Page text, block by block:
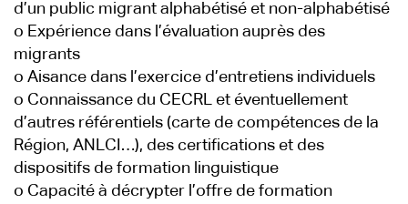
d’un public migrant alphabétisé et non-alphabétisé
o Expérience dans l’évaluation auprès des
migrants
o Aisance dans l’exercice d’entretiens individuels
o Connaissance du CECRL et éventuellement
d’autres référentiels (carte de compétences de la
Région, ANLCI…), des certifications et des
dispositifs de formation linguistique
o Capacité à décrypter l’offre de formation